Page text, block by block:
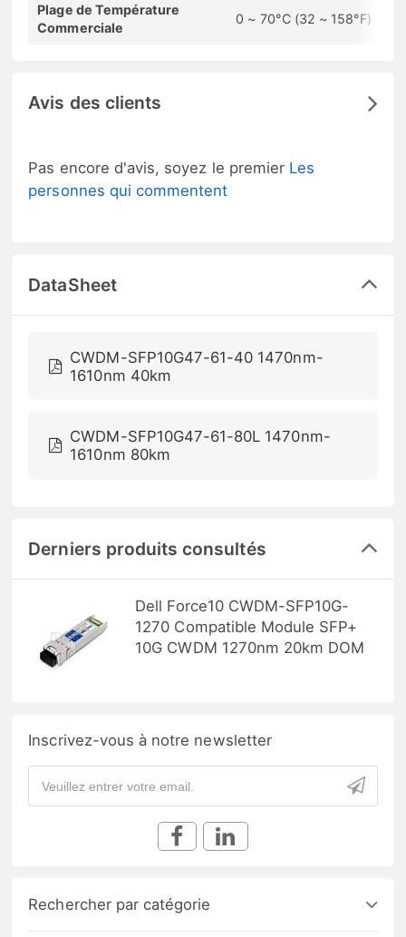
Plage de Température
Commerciale
0 ~ 70°C (32 ~ 158°F)
Avis des clients
Pas encore d'avis, soyez le premier Les
personnes qui commentent
DataSheet
CWDM-SFP10G47-61-40 1470nm-
1610nm 40km
CWDM-SFP10G47-61-80L 1470nm-
1610nm 80km
Derniers produits consultés
Dell Force10 CWDM-SFP10G-
1270 Compatible Module SFP+
10G CWDM 1270nm 20km DOM
Inscrivez-vous à notre newsletter
Rechercher par catégorie